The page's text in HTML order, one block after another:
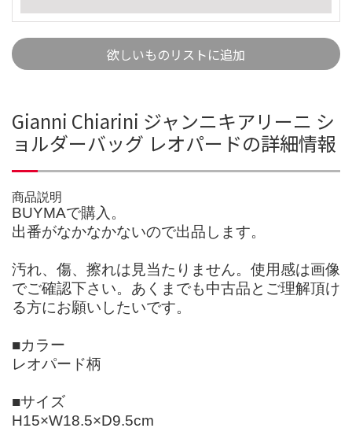
欲しいものリストに追加
Gianni Chiarini ジャンニキアリーニ シ
ョルダーバッグ レオパードの詳細情報
商品説明
BUYMAで購入。
出番がなかなかないので出品します。
汚れ、傷、擦れは見当たりません。使用感は画像
でご確認下さい。あくまでも中古品とご理解頂け
る方にお願いしたいです。
■カラー
レオパード柄
■サイズ
H15×W18.5×D9.5cm